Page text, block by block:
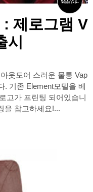
제로그램 V
웃도어 스러운 물통 Vap
. 기존 Element모델을 베
고가 프린팅 되어있습니
을 참고하세요!...